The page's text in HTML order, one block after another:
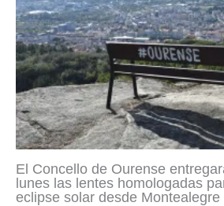
El Concello de Ourense
lunes las lentes homologadas
eclipse solar desde Montealegre